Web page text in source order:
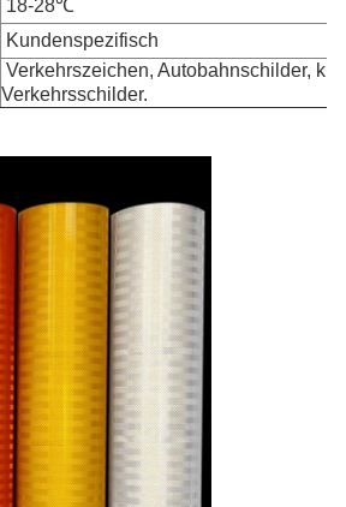
18-28℃
Kundenspezifisch
Verkehrszeichen, Autobahnschilder,
Verkehrsschilder.